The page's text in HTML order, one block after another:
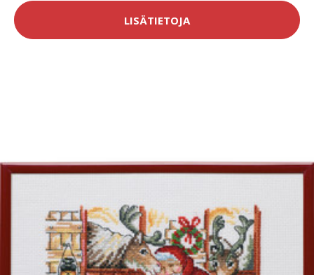
LISÄTIETOJA